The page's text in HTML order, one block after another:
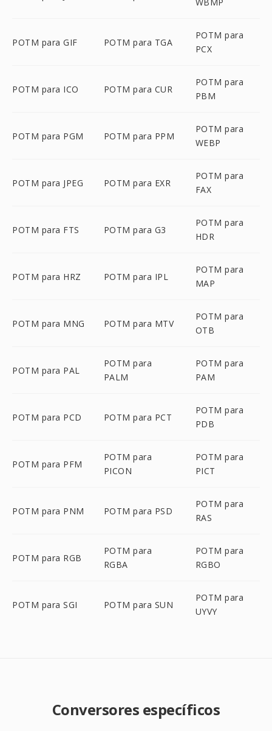
POTM para GIF POTM para TGA
POTM para
PCX
POTM para ICO POTM para CUR
POTM para
PBM
POTM para PGM POTM para PPM
POTM para
WEBP
POTM para JPEG POTM para EXR
POTM para
FAX
POTM para FTS POTM para G3
POTM para
HDR
POTM para HRZ POTM para IPL
POTM para
MAP
POTM para MNG POTM para MTV
POTM para
OTB
POTM para PAL
POTM para
PALM
POTM para
PAM
POTM para PCD POTM para PCT
POTM para
PDB
POTM para PFM
POTM para
PICON
POTM para
PICT
POTM para PNM POTM para PSD
POTM para
RAS
POTM para RGB
POTM para
RGBA
POTM para
RGBO
POTM para SGI POTM para SUN
POTM para
UYVY
Conversores específicos